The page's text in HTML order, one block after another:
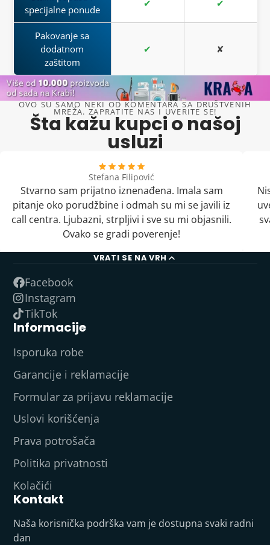
specijalne ponude
✔ ✔
Pakovanje sa
dodatnom
zaštitom
✔ ✘
OVO SU SAMO NEKI OD KOMENTARA SA DRUŠTVENIH
MREŽA. ZAPRATITE NAS I UVERITE SE!
Šta kažu kupci o našoj
usluzi
Stefana Filipović
Stvarno sam prijatno iznenađena. Imala sam
pitanje oko porudžbine i odmah su mi se javili iz
call centra. Ljubazni, strpljivi i sve su mi objasnili.
Ovako se gradi poverenje!
VRATI SE NA VRH
Facebook
Instagram
TikTok
Informacije
Isporuka robe
Garancije i reklamacije
Formular za prijavu reklamacije
Uslovi korišćenja
Prava potrošača
Politika privatnosti
Kolačići
Kontakt
Naša korisnička podrška vam je dostupna svaki radni
dan